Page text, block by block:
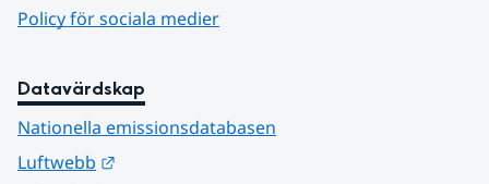
Policy för sociala medier
Datavärdskap
Nationella emissionsdatabasen
Luftwebb